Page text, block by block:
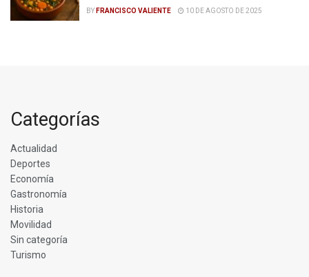
BY FRANCISCO VALIENTE 10 DE AGOSTO DE 2025
Categorías
Actualidad
Deportes
Economía
Gastronomía
Historia
Movilidad
Sin categoría
Turismo